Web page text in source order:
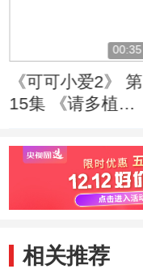
00:35
《可可小爱2》 第
15集 《请多植树
相关推荐